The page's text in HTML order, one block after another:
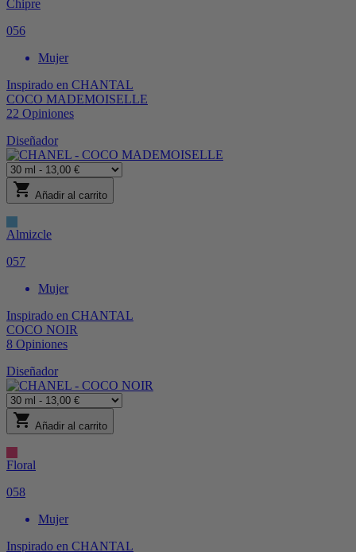
Chipre
056
Mujer
Inspirado en CHANTAL
COCO MADEMOISELLE
22 Opiniones
Diseñador
shopping_cart Añadir al carrito
Almizcle
057
Mujer
Inspirado en CHANTAL
COCO NOIR
8 Opiniones
Diseñador
shopping_cart Añadir al carrito
Floral
058
Mujer
Inspirado en CHANTAL